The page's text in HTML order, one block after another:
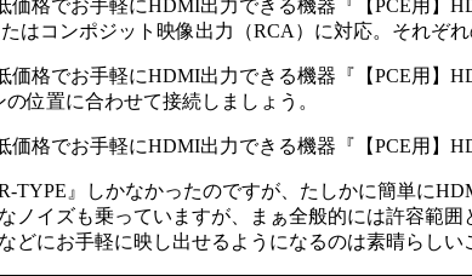
はコンポジット映像出力（RCA）に対応。それぞ
位置に合わせて接続しましょう。
TYPE』しかなかったのですが、たしかに簡単に
ノイズも乗っていますが、まぁ全般的には許容範
どにお手軽に映し出せるようになるのは素晴らしい